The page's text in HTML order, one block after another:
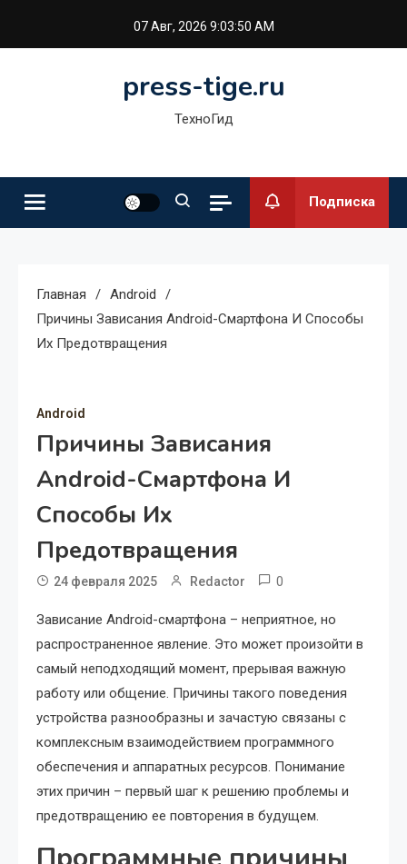
07 Авг, 2026 9:03:51 AM
press-tige.ru
ТехноГид
Подписка
Главная
Android
Причины Зависания Android-Смартфона И Способы
Их Предотвращения
Android
Причины Зависания
Android-Смартфона И
Способы Их
Предотвращения
24 февраля 2025 Redactor 0
Зависание Android-смартфона – неприятное, но
распространенное явление. Это может произойти в
самый неподходящий момент, прерывая важную
работу или общение. Причины такого поведения
устройства разнообразны и зачастую связаны с
комплексным взаимодействием программного
обеспечения и аппаратных ресурсов. Понимание
этих причин – первый шаг к решению проблемы и
предотвращению ее повторения в будущем.